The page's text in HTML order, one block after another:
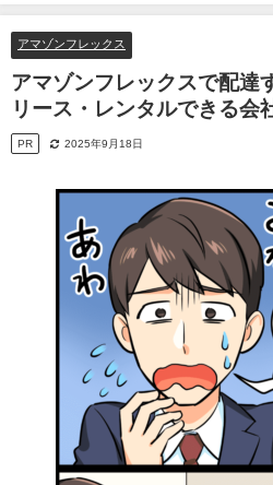
ーリース・レンタルできる会社を6社を紹介
アマゾンフレックス
アマゾンフレックスで配達
リース・レンタルできる会
PR 2025年9月18日